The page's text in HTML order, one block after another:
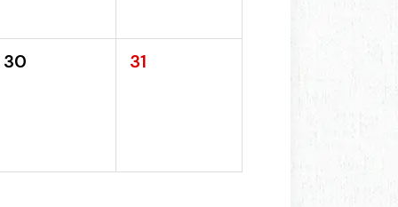
30 31